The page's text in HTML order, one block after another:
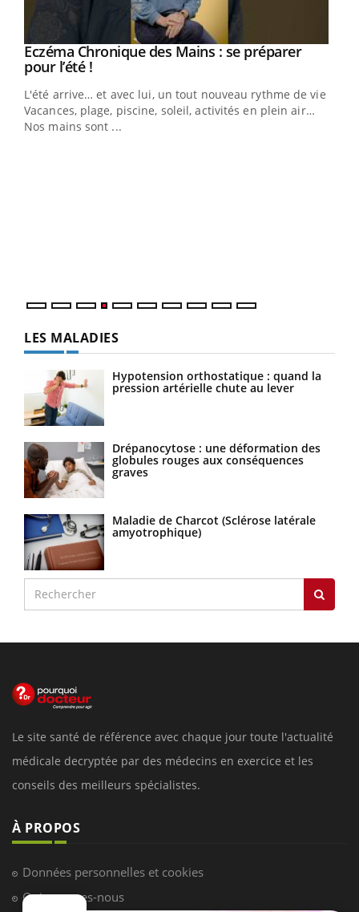
Youtube
Eczéma Chronique des Mains : se préparer
pour l’été !Youtube
L'été arrive… et avec lui, un tout nouveau rythme de vie !
Vacances, plage, piscine, soleil, activités en plein air…
Nos mains sont ...
LES MALADIES
Hypotension orthostatique : quand la
pression artérielle chute au lever
Drépanocytose : une déformation des
globules rouges aux conséquences
graves
Maladie de Charcot (Sclérose latérale
amyotrophique)
Le site santé de référence avec chaque jour toute l'actualité
médicale decryptée par des médecins en exercice et les
conseils des meilleurs spécialistes.
À PROPOS
Données personnelles et cookies
Qui sommes-nous